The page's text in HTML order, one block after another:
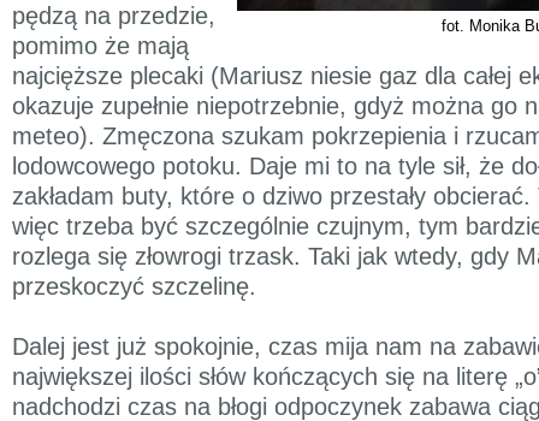
fot. Monika
pędzą na przedzie,
pomimo że mają
najcięższe plecaki (Mariusz niesie gaz dla całej
okazuje zupełnie niepotrzebnie, gdyż można go
meteo). Zmęczona szukam pokrzepienia i
lodowcowego potoku. Daje mi to na tyle sił, że
zakładam buty, które o dziwo przestały
więc trzeba być szczególnie czujnym, tym
rozlega się złowrogi trzask. Taki jak wtedy, gdy
przeskoczyć szczelinę.
Dalej jest już spokojnie, czas mija nam na
największej ilości słów kończących się na literę
nadchodzi czas na błogi odpoczynek zabawa